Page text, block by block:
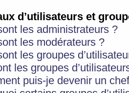
d’utilisateurs et
les administrateurs ?
les modérateurs ?
les groupes
les groupes
puis-je devenir un